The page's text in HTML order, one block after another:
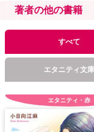
著者の他の書籍
すべて
エタニティ文庫
エタニティ・赤